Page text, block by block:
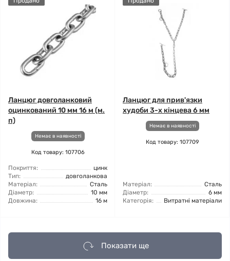
Ланцюг довголанковий
оцинкований 10 мм 16 м (м.
п)
Немає в наявності
Код товару: 107706
Покриття:
цинк
Тип:
довголанкова
Матеріал:
Сталь
Діаметр:
10 мм
Довжина:
16 м
Ланцюг для прив'язки
худоби 3-х кінцева 6 мм
Немає в наявності
Код товару: 107709
Матеріал:
Сталь
Діаметр:
6 мм
Категорія:
Витратні матеріали
Показати ще